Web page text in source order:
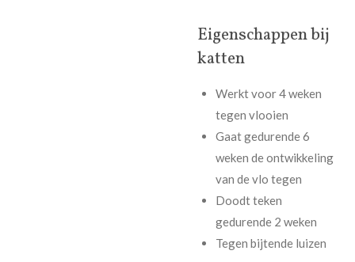
Eigenschappen bij
katten
Werkt voor 4 weken
tegen vlooien
Gaat gedurende 6
weken de ontwikkeling
van de vlo tegen
Doodt teken
gedurende 2 weken
Tegen bijtende luizen